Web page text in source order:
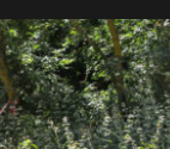
Latest
story